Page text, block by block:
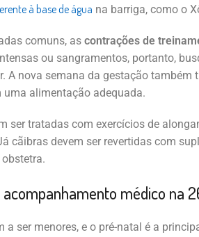
à base de água na barriga, como o
comuns, ascontrações de
ou sangramentos, portanto,
A nova semana da gestação também
alimentação adequada.
ser tratadas com exercícios de
cãibras devem ser revertidas com
médico na
a ser menores, e o pré-natal é a